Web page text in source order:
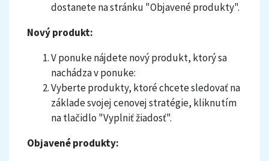
dostanete na stránku "Objavené produkty".
Nový produkt:
V ponuke nájdete nový produkt, ktorý sa
nachádza v ponuke:
Vyberte produkty, ktoré chcete sledovať na
základe svojej cenovej stratégie, kliknutím
na tlačidlo "Vyplniť žiadosť".
Objavené produkty: